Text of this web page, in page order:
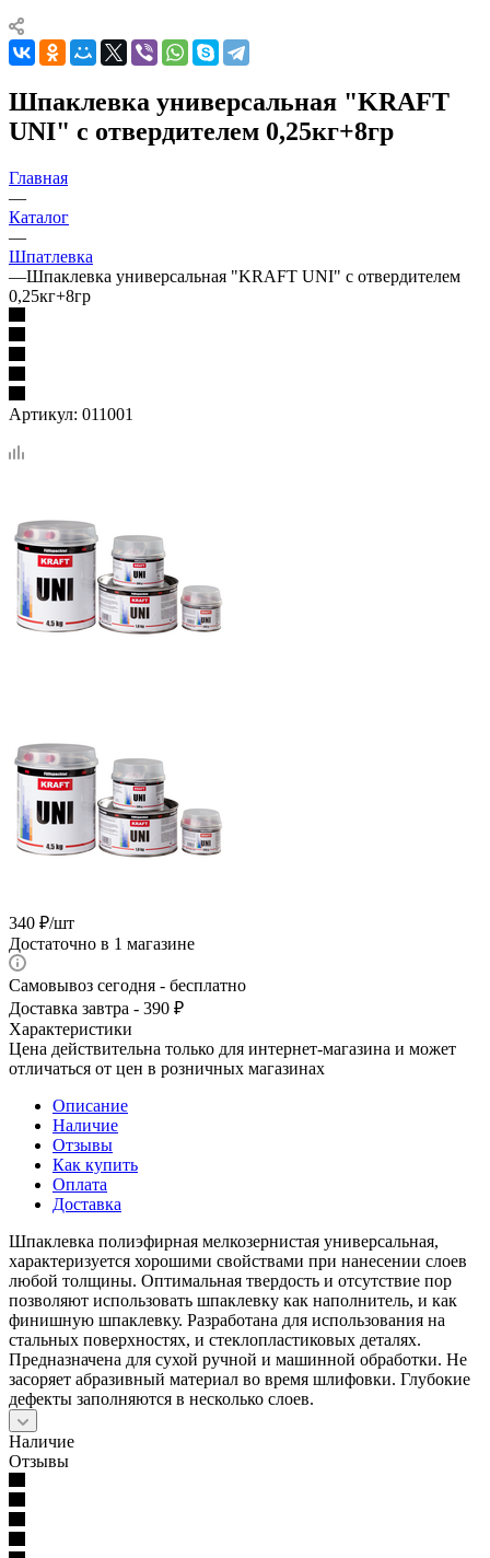
Шпаклевка универсальная "KRAFT
UNI" с отвердителем 0,25кг+8гр
Главная
—
Каталог
—
Шпатлевка
—Шпаклевка универсальная "KRAFT UNI" с отвердителем
0,25кг+8гр
Артикул: 011001
340 ₽/шт
Достаточно в 1 магазине
Самовывоз сегодня - бесплатно
Доставка завтра - 390 ₽
Характеристики
Цена действительна только для интернет-магазина и может
отличаться от цен в розничных магазинах
Описание
Наличие
Отзывы
Как купить
Оплата
Доставка
Шпаклевка полиэфирная мелкозернистая универсальная,
характеризуется хорошими свойствами при нанесении слоев
любой толщины. Оптимальная твердость и отсутствие пор
позволяют использовать шпаклевку как наполнитель, и как
финишную шпаклевку. Разработана для использования на
стальных поверхностях, и стеклопластиковых деталях.
Предназначена для сухой ручной и машинной обработки. Не
засоряет абразивный материал во время шлифовки. Глубокие
дефекты заполняются в несколько слоев.
Наличие
Отзывы